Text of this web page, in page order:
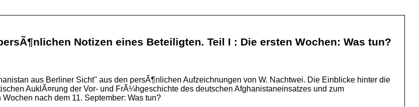
Notizen eines Beteiligten. Teil I : Die ersten Wochen: Was tun?
aus Berliner Sicht" aus den persÃ¶nlichen Aufzeichnungen von W. Nachtwei. Die Einblicke hinter die
AuklÃ¤rung der Vor- und FrÃ¼hgeschichte des deutschen Afghanistaneinsatzes und zum
nach dem 11. September: Was tun?